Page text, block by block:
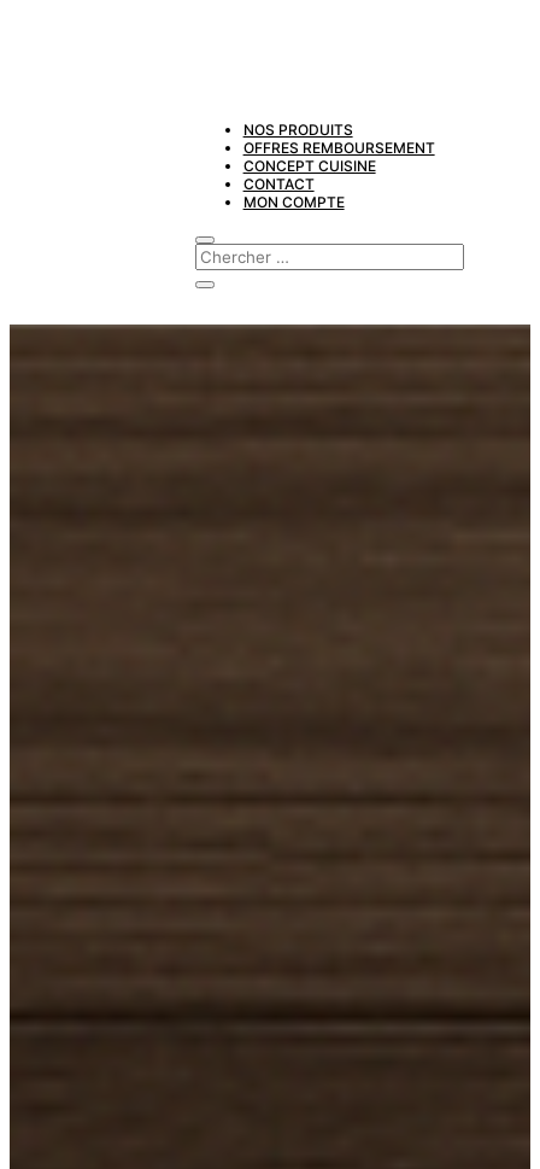
NOS PRODUITS
OFFRES REMBOURSEMENT
CONCEPT CUISINE
CONTACT
MON COMPTE